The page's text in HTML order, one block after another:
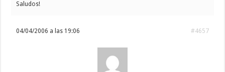
Saludos!
04/04/2006 a las 19:06 #4657